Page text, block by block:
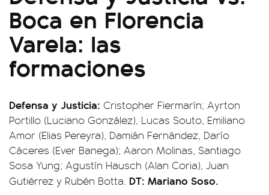
Boca en Florencia
Varela: las
formaciones
Defensa y Justicia: Cristopher Fiermarín; Ayrton
Portillo (Luciano González), Lucas Souto, Emiliano
Amor (Elias Pereyra), Damián Fernández, Darío
Cáceres (Ever Banega); Aaron Molinas, Santiago
Sosa Yung; Agustín Hausch (Alan Coria), Juan
Gutiérrez y Rubén Botta. DT: Mariano Soso.